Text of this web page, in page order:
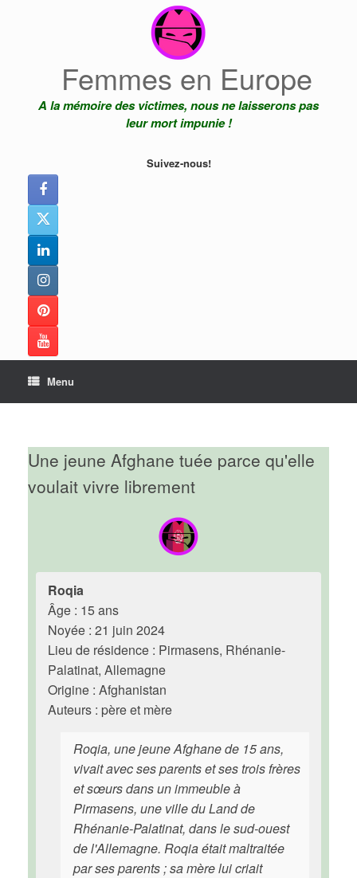
Femmes en Europe
A la mémoire des victimes, nous ne laisserons pas
leur mort impunie !
Suivez-nous!
Menu
Une jeune Afghane tuée parce qu'elle
voulait vivre librement
Roqia
Âge : 15 ans
Noyée : 21 juin 2024
Lieu de résidence : Pirmasens, Rhénanie-
Palatinat, Allemagne
Origine : Afghanistan
Auteurs : père et mère
Roqia, une jeune Afghane de 15 ans,
vivait avec ses parents et ses trois frères
et sœurs dans un immeuble à
Pirmasens, une ville du Land de
Rhénanie-Palatinat, dans le sud-ouest
de l'Allemagne. Roqia était maltraitée
par ses parents ; sa mère lui criait